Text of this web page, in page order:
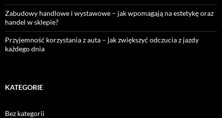
Zabudowy handlowe i wystawowe – jak wpomagają na estetykę oraz
handel w sklepie?
Przyjemność korzystania z auta – jak zwiększyć odczucia z jazdy
każdego dnia
KATEGORIE
Bez kategorii